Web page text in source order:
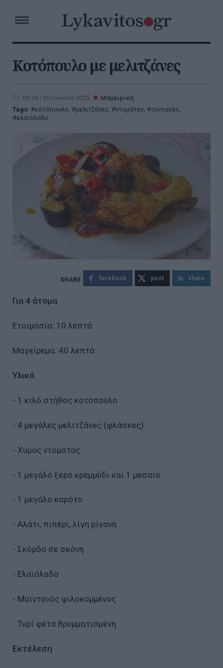
Κοτόπουλο με μελιτζάνες
09:00 | 05 Ιουνίου 2025
Μαγειρική
Tags:
κοτόπουλο, μελιτζάνες, ντομάτες, συνταγές,
ελαιόλαδο
facebook post share
Για 4 άτομα
Ετοιμασία: 10 λεπτά
Μαγείρεμα: 40 λεπτά
Υλικά
- 1 κιλό στήθος κοτόπουλο
- 4 μεγάλες μελιτζάνες (φλάσκες)
- Χυμός ντομάτας
- 1 μεγάλο ξερό κρεμμύδι και 1 μεσαίο
- 1 μεγάλο καρότο
- Αλάτι, πιπέρι, λίγη ρίγανη
- Σκόρδο σε σκόνη
- Ελαιόλαδο
- Μαϊντανός ψιλοκομμένος
- Τυρί φέτα θρυμματισμένη
Εκτέλεση